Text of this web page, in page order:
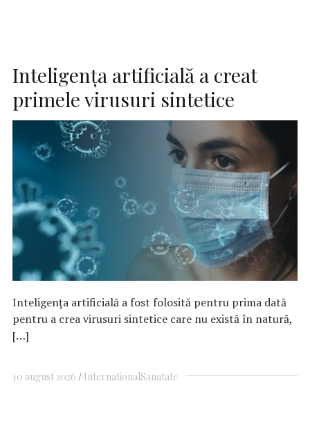
Inteligența artificială a creat
primele virusuri sintetice
Inteligența artificială a fost folosită pentru prima dată
pentru a crea virusuri sintetice care nu există în natură,
[…]
10 august 2026 InternationalSanatate